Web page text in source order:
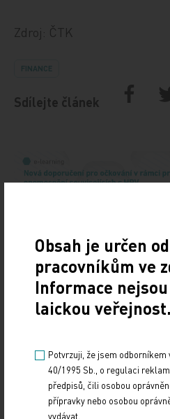
Zdroj: ČTK
FINANCE
Sdílejte článek
19. světový kongres
10. 3. 2025
19. světový kongres
se bude konat v termínu
Obsah je určen
pracovníkům ve
Informace
laickou veřejnost.
Potvrzuji, že jsem odborníkem
40/1995 Sb., o regulaci
předpisů, čili osobou
přípravky nebo osobou
vydávat.